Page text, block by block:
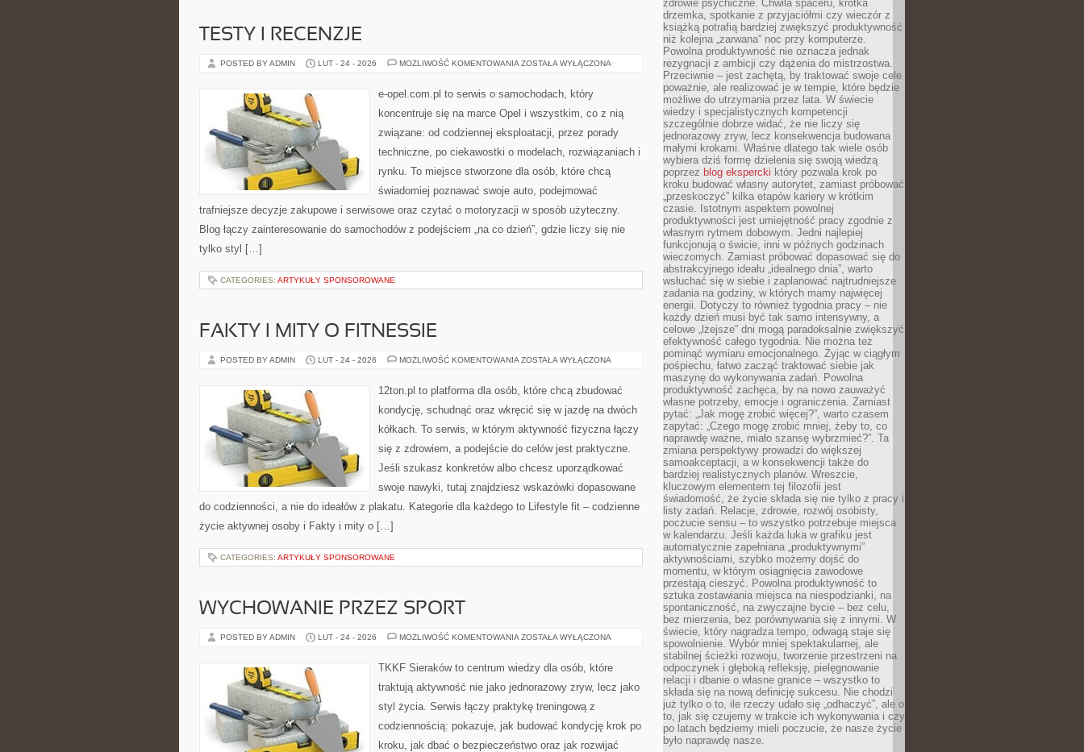
TESTY I RECENZJE
POSTED BY ADMIN LUT - 24 - 2026 MOŻLIWOŚĆ KOMENTOWANIA TESTY
ZOSTAŁA WYŁĄCZONA
e-opel.com.pl to serwis o samochodach, który
koncentruje się na marce Opel i wszystkim, co z nią
związane: od codziennej eksploatacji, przez porady
techniczne, po ciekawostki o modelach, rozwiązaniach i
rynku. To miejsce stworzone dla osób, które chcą
świadomiej poznawać swoje auto, podejmować
trafniejsze decyzje zakupowe i serwisowe oraz czytać o motoryzacji w sposób użyteczny.
Blog łączy zainteresowanie do samochodów z podejściem „na co dzień”, gdzie liczy się nie
tylko styl […]
CATEGORIES: ARTYKUŁY SPONSOROWANE
FAKTY I MITY O FITNESSIE
POSTED BY ADMIN LUT - 24 - 2026 MOŻLIWOŚĆ KOMENTOWANIA FAKTY
O
FITNESSIE
ZOSTAŁA WYŁĄCZONA
12ton.pl to platforma dla osób, które chcą zbudować
kondycję, schudnąć oraz wkręcić się w jazdę na dwóch
kółkach. To serwis, w którym aktywność fizyczna łączy
się z zdrowiem, a podejście do celów jest praktyczne.
Jeśli szukasz konkretów albo chcesz uporządkować
swoje nawyki, tutaj znajdziesz wskazówki dopasowane
do codzienności, a nie do ideałów z plakatu. Kategorie dla każdego to Lifestyle fit – codzienne
życie aktywnej osoby i Fakty i mity o […]
CATEGORIES: ARTYKUŁY SPONSOROWANE
WYCHOWANIE PRZEZ SPORT
POSTED BY ADMIN LUT - 24 - 2026 MOŻLIWOŚĆ KOMENTOWANIA WYCHOWANIE
ZOSTAŁA WYŁĄCZONA
TKKF Sieraków to centrum wiedzy dla osób, które
traktują aktywność nie jako jednorazowy zryw, lecz jako
styl życia. Serwis łączy praktykę treningową z
codziennością: pokazuje, jak budować kondycję krok po
kroku, jak dbać o bezpieczeństwo oraz jak rozwijać
zdrowie psychiczne. Chwila spaceru, krótka
drzemka, spotkanie z przyjaciółmi czy wieczór z
książką potrafią bardziej zwiększyć produktywność
niż kolejna „zarwana” noc przy komputerze.
Powolna produktywność nie oznacza jednak
rezygnacji z ambicji czy dążenia do mistrzostwa.
Przeciwnie – jest zachętą, by traktować swoje cele
poważnie, ale realizować je w tempie, które będzie
możliwe do utrzymania przez lata. W świecie
wiedzy i specjalistycznych kompetencji
szczególnie dobrze widać, że nie liczy się
jednorazowy zryw, lecz konsekwencja budowana
małymi krokami. Właśnie dlatego tak wiele osób
wybiera dziś formę dzielenia się swoją wiedzą
poprzez blog ekspercki który pozwala krok po
kroku budować własny autorytet, zamiast próbować
„przeskoczyć” kilka etapów kariery w krótkim
czasie. Istotnym aspektem powolnej
produktywności jest umiejętność pracy zgodnie z
własnym rytmem dobowym. Jedni najlepiej
funkcjonują o świcie, inni w późnych godzinach
wieczornych. Zamiast próbować dopasować się do
abstrakcyjnego ideału „idealnego dnia”, warto
wsłuchać się w siebie i zaplanować najtrudniejsze
zadania na godziny, w których mamy najwięcej
energii. Dotyczy to również tygodnia pracy – nie
każdy dzień musi być tak samo intensywny, a
celowe „lżejsze” dni mogą paradoksalnie zwiększyć
efektywność całego tygodnia. Nie można też
pominąć wymiaru emocjonalnego. Żyjąc w ciągłym
pośpiechu, łatwo zacząć traktować siebie jak
maszynę do wykonywania zadań. Powolna
produktywność zachęca, by na nowo zauważyć
własne potrzeby, emocje i ograniczenia. Zamiast
pytać: „Jak mogę zrobić więcej?”, warto czasem
zapytać: „Czego mogę zrobić mniej, żeby to, co
naprawdę ważne, miało szansę wybrzmieć?”. Ta
zmiana perspektywy prowadzi do większej
samoakceptacji, a w konsekwencji także do
bardziej realistycznych planów. Wreszcie,
kluczowym elementem tej filozofii jest
świadomość, że życie składa się nie tylko z pracy i
listy zadań. Relacje, zdrowie, rozwój osobisty,
poczucie sensu – to wszystko potrzebuje miejsca
w kalendarzu. Jeśli każda luka w grafiku jest
automatycznie zapełniana „produktywnymi”
aktywnościami, szybko możemy dojść do
momentu, w którym osiągnięcia zawodowe
przestają cieszyć. Powolna produktywność to
sztuka zostawiania miejsca na niespodzianki, na
spontaniczność, na zwyczajne bycie – bez celu,
bez mierzenia, bez porównywania się z innymi. W
świecie, który nagradza tempo, odwagą staje się
spowolnienie. Wybór mniej spektakularnej, ale
stabilnej ścieżki rozwoju, tworzenie przestrzeni na
odpoczynek i głęboką refleksję, pielęgnowanie
relacji i dbanie o własne granice – wszystko to
składa się na nową definicję sukcesu. Nie chodzi
już tylko o to, ile rzeczy udało się „odhaczyć”, ale o
to, jak się czujemy w trakcie ich wykonywania i czy
po latach będziemy mieli poczucie, że nasze życie
było naprawdę nasze.